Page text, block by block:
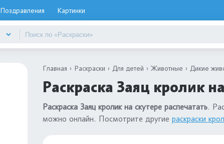
Поздравления Картинки
Главная Раскраски Для детей Животные Дикие
Раскраска Заяц кролик
Раскраска Заяц кролик на скутере распечатать.
можно онлайн. Посмотрите другие раскраски